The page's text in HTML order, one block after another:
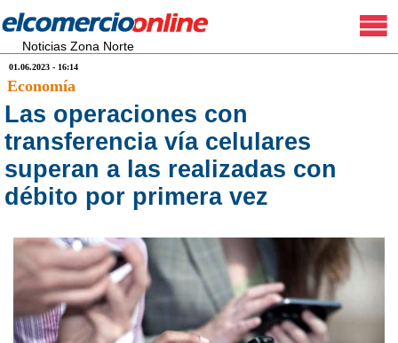
Noticias Zona Norte
01.06.2023 - 16:14
Economía
Las operaciones con
transferencia vía celulares
superan a las realizadas con
débito por primera vez